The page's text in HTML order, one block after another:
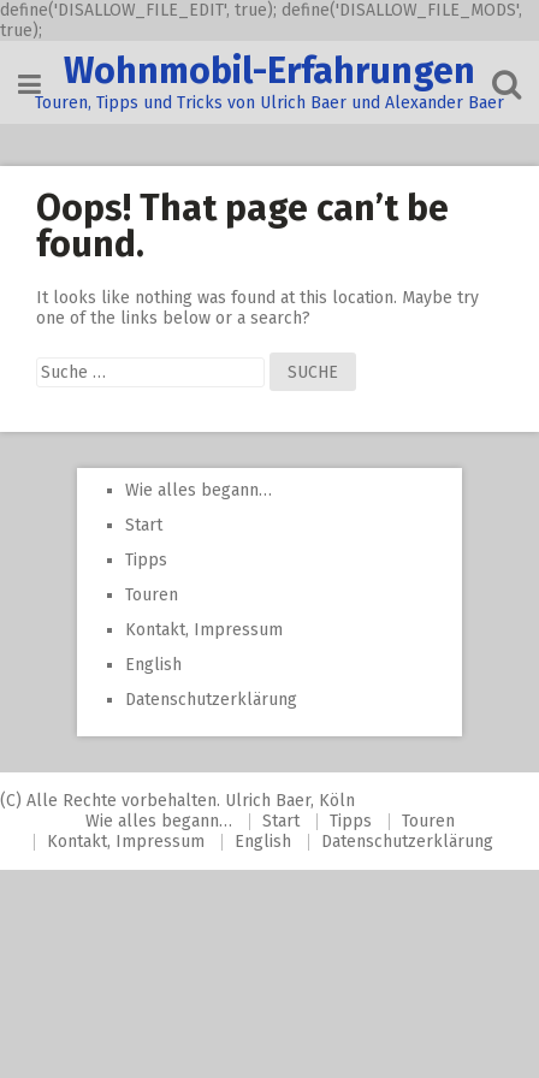
define('DISALLOW_FILE_EDIT', true); define('DISALLOW_FILE_MODS',
true);
content
Wohnmobil-Erfahrungen
Touren, Tipps und Tricks von Ulrich Baer und Alexander Baer
Oops! That page can’t be
found.
It looks like nothing was found at this location. Maybe try
one of the links below or a search?
Suche
nach:
Wie alles begann…
Start
Tipps
Touren
Kontakt, Impressum
English
Datenschutzerklärung
(C) Alle Rechte vorbehalten. Ulrich Baer, Köln
Wie alles begann…
Start Tipps
Touren
Kontakt, Impressum
English Datenschutzerklärung